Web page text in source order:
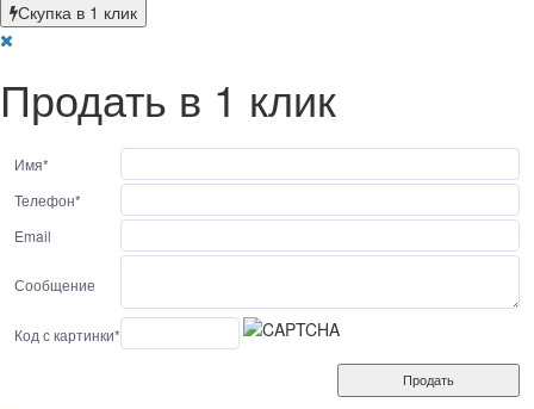
Скупка в 1 клик
Продать в 1 клик
Имя*
Телефон*
Email
Сообщение
Код с картинки*
Продать